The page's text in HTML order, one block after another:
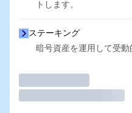
トします。
ステーキング
暗号資産を運用して受動